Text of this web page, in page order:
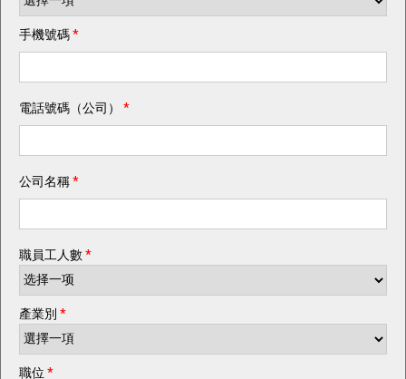
手機號碼*
電話號碼（公司） *
公司名稱*
職員工人數*
產業別 *
職位 *